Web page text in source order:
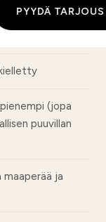
PYYDÄ TARJOUS
(jopa
puuvillan
ja